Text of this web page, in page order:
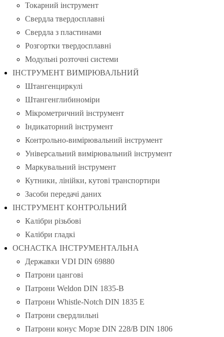
Токарний інструмент
Свердла твердосплавні
Свердла з пластинами
Розгортки твердосплавні
Модульні розточні системи
ІНСТРУМЕНТ ВИМІРЮВАЛЬНИЙ
Штангенциркулі
Штангенглибиноміри
Мікрометричний інструмент
Індикаторний інструмент
Контрольно-вимірювальний інструмент
Універсальний вимірювальний інструмент
Маркувальний інструмент
Кутники, лінійки, кутові транспортири
Засоби передачі даних
ІНСТРУМЕНТ КОНТРОЛЬНИЙ
Калібри різьбові
Калібри гладкі
ОСНАСТКА ІНСТРУМЕНТАЛЬНА
Державки VDI DIN 69880
Патрони цангові
Патрони Weldon DIN 1835-B
Патрони Whistle-Notch DIN 1835 E
Патрони свердлильні
Патрони конус Морзе DIN 228/B DIN 1806